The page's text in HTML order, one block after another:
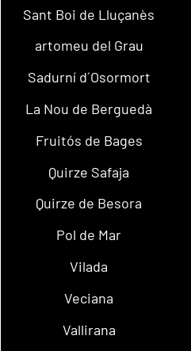
Sant Boi de Lluçanès
artomeu del Grau
Sadurní d´Osormort
La Nou de Berguedà
Fruitós de Bages
Quirze Safaja
Quirze de Besora
Pol de Mar
Vilada
Veciana
Vallirana